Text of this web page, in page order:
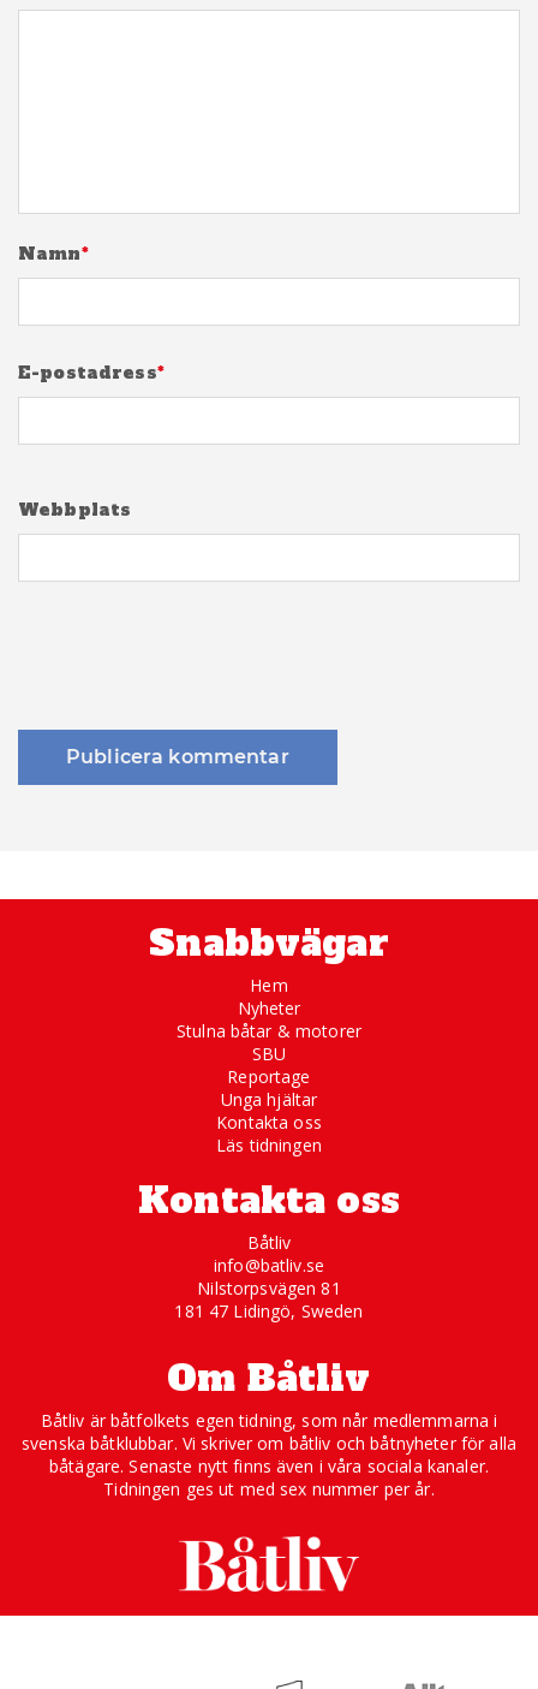
Namn*
E-postadress*
Webbplats
Snabbvägar
Hem
Nyheter
Stulna båtar & motorer
SBU
Reportage
Unga hjältar
Kontakta oss
Läs tidningen
Kontakta oss
Båtliv
info@batliv.se
Nilstorpsvägen 81
181 47 Lidingö, Sweden
Om Båtliv
Båtliv är båtfolkets egen tidning, som når medlemmarna i
svenska båtklubbar. Vi skriver om båtliv och båtnyheter för alla
båtägare. Senaste nytt finns även i våra sociala kanaler.
Tidningen ges ut med sex nummer per år.